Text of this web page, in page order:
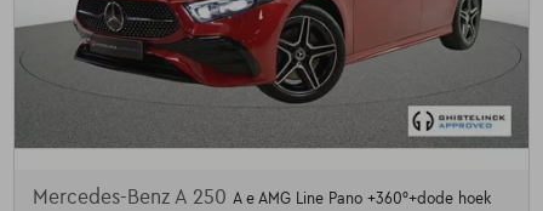
Mercedes-Benz A 250 A e AMG Line Pano +360°+dode hoek